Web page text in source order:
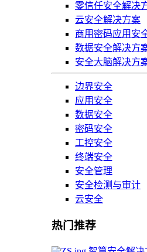
零信任安全解决
云安全解决方案
商用密码应用安
数据安全解决方
安全大脑解决方
边界安全
应用安全
数据安全
密码安全
工控安全
终端安全
安全管理
安全检测与审计
云安全
热门推荐